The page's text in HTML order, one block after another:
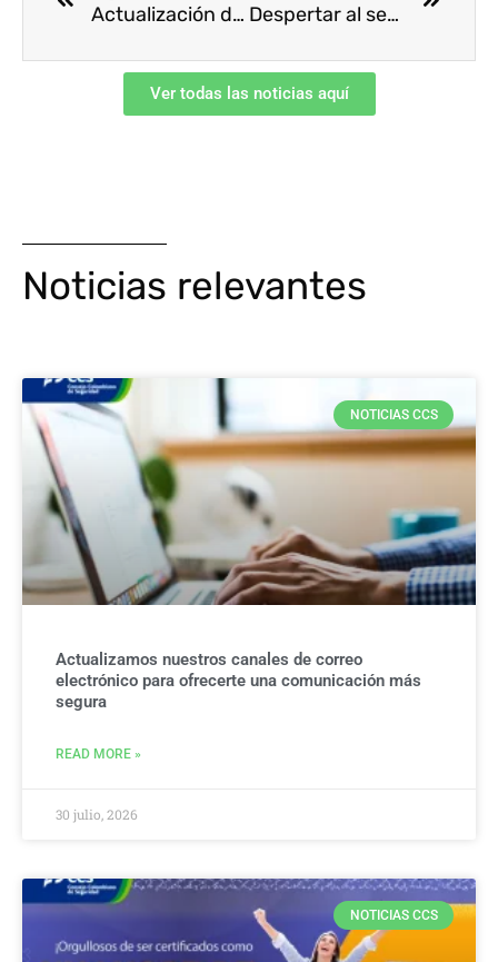
Actualización de la guía ruc® sector transporte Despertar al ser consciente: ¿cómo mejorar el rendimiento y propósito de vida de los empleados?
Ver todas las noticias aquí
Noticias relevantes
NOTICIAS CCS
Actualizamos nuestros canales de correo
electrónico para ofrecerte una comunicación más
segura
READ MORE »
30 julio, 2026
NOTICIAS CCS